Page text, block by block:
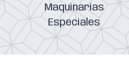
Maquinarias
Especiales